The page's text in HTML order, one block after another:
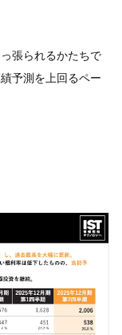
張られるかたちで
予測を上回るペー